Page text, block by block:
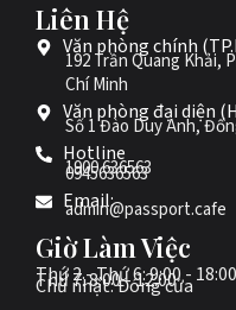
Liên Hệ
Văn phòng chính
192 Trần Quang Khải,
Chí Minh
Văn phòng đại diện
Số 1 Đào Duy Anh,
Hotline
1900 636563
0945636563
Email:
admin@passport.cafe
Giờ Làm Việc
Thứ 2 - Thứ 6: 9:00 - 18:00
Thứ 7: 8:00 - 12:00
Chủ nhật: Đóng cửa